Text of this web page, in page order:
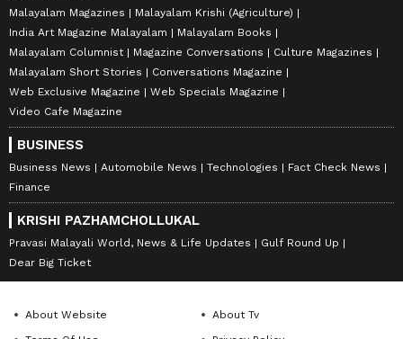
Malayalam Magazines
Malayalam Krishi (Agriculture)
India Art Magazine Malayalam
Malayalam Books
Malayalam Columnist
Magazine Conversations
Culture Magazines
Malayalam Short Stories
Conversations Magazine
Web Exclusive Magazine
Web Specials Magazine
Video Cafe Magazine
BUSINESS
Business News Automobile News Technologies
Fact Check News
Finance
KRISHI PAZHAMCHOLLUKAL
Pravasi Malayali World, News & Life Updates
Gulf Round Up
Dear Big Ticket
About Website
About Tv